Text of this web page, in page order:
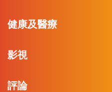
健康及醫療
影視
評論